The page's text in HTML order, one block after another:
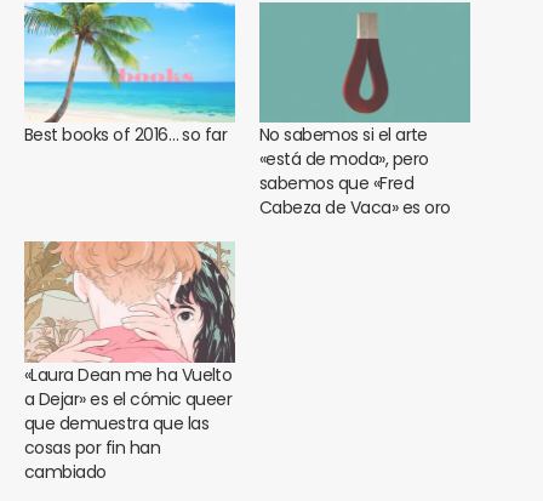
Best books of 2016… so far
No sabemos si el arte
«está de moda», pero
sabemos que «Fred
Cabeza de Vaca» es oro
«Laura Dean me ha Vuelto
a Dejar» es el cómic queer
que demuestra que las
cosas por fin han
cambiado